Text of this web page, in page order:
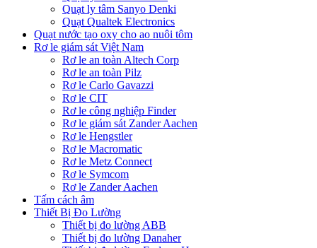
Quạt ly tâm Sanyo Denki
Quạt Qualtek Electronics
Quạt nước tạo oxy cho ao nuôi tôm
Rơ le giám sát Việt Nam
Rơ le an toàn Altech Corp
Rơ le an toàn Pilz
Rơ le Carlo Gavazzi
Rơ le CIT
Rơ le công nghiệp Finder
Rơ le giám sát Zander Aachen
Rơ le Hengstler
Rơ le Macromatic
Rơ le Metz Connect
Rơ le Symcom
Rơ le Zander Aachen
Tấm cách âm
Thiết Bị Đo Lường
Thiết bị đo lường ABB
Thiết bị đo lường Danaher